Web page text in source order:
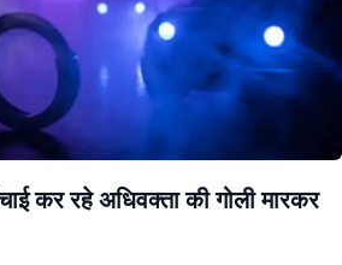
कर रहे अधिवक्ता की गोली मारकर